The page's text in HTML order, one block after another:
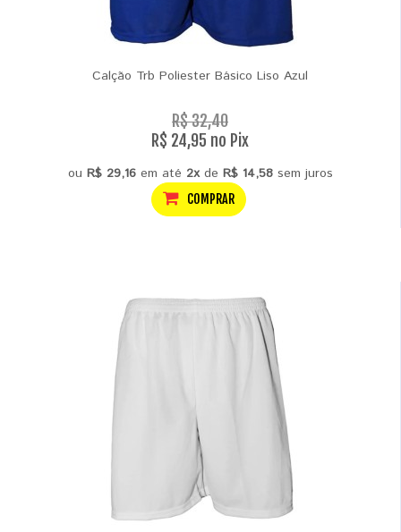
Calção Trb Poliester Básico Liso Azul
R$ 32,40
R$ 24,95 no Pix
ou R$ 29,16em até 2xde R$ 14,58sem juros
COMPRAR